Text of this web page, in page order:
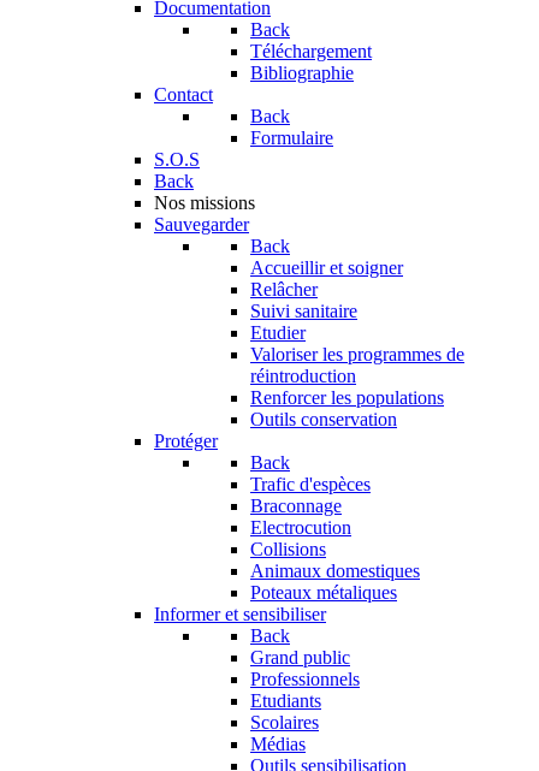
Documentation
Back
Téléchargement
Bibliographie
Contact
Back
Formulaire
S.O.S
Back
Nos missions
Sauvegarder
Back
Accueillir et soigner
Relâcher
Suivi sanitaire
Etudier
Valoriser les programmes de
réintroduction
Renforcer les populations
Outils conservation
Protéger
Back
Trafic d'espèces
Braconnage
Electrocution
Collisions
Animaux domestiques
Poteaux métaliques
Informer et sensibiliser
Back
Grand public
Professionnels
Etudiants
Scolaires
Médias
Outils sensibilisation